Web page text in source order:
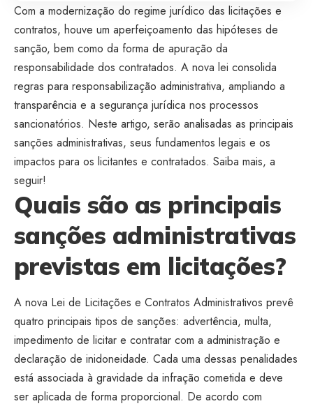
Com a modernização do regime jurídico das licitações e
contratos, houve um aperfeiçoamento das hipóteses de
sanção, bem como da forma de apuração da
responsabilidade dos contratados. A nova lei consolida
regras para responsabilização administrativa, ampliando a
transparência e a segurança jurídica nos processos
sancionatórios. Neste artigo, serão analisadas as principais
sanções administrativas, seus fundamentos legais e os
impactos para os licitantes e contratados. Saiba mais, a
seguir!
Quais são as principais
sanções administrativas
previstas em licitações?
A nova Lei de Licitações e Contratos Administrativos prevê
quatro principais tipos de sanções: advertência, multa,
impedimento de licitar e contratar com a administração e
declaração de inidoneidade. Cada uma dessas penalidades
está associada à gravidade da infração cometida e deve
ser aplicada de forma proporcional. De acordo com